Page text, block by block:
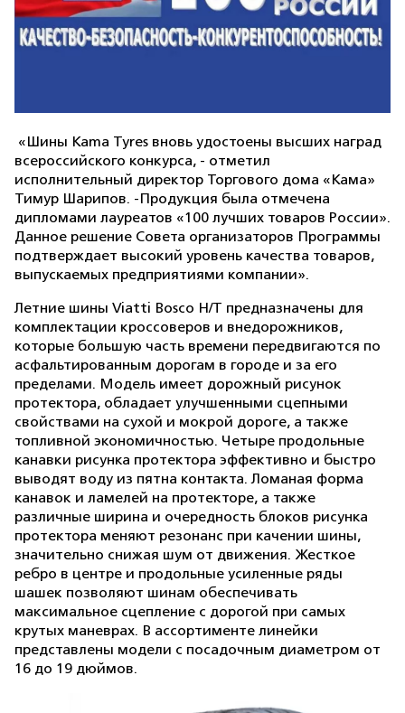
«Шины Kama Tyres вновь удостоены высших наград
всероссийского конкурса, - отметил
исполнительный директор Торгового дома «Кама»
Тимур Шарипов. -Продукция была отмечена
дипломами лауреатов «100 лучших товаров России».
Данное решение Совета организаторов Программы
подтверждает высокий уровень качества товаров,
выпускаемых предприятиями компании».
Летние шины Viatti Bosco H/T предназначены для
комплектации кроссоверов и внедорожников,
которые большую часть времени передвигаются по
асфальтированным дорогам в городе и за его
пределами. Модель имеет дорожный рисунок
протектора, обладает улучшенными сцепными
свойствами на сухой и мокрой дороге, а также
топливной экономичностью. Четыре продольные
канавки рисунка протектора эффективно и быстро
выводят воду из пятна контакта. Ломаная форма
канавок и ламелей на протекторе, а также
различные ширина и очередность блоков рисунка
протектора меняют резонанс при качении шины,
значительно снижая шум от движения. Жесткое
ребро в центре и продольные усиленные ряды
шашек позволяют шинам обеспечивать
максимальное сцепление с дорогой при самых
крутых маневрах. В ассортименте линейки
представлены модели с посадочным диаметром от
16 до 19 дюймов.